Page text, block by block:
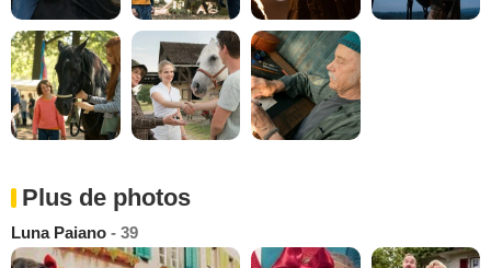
Plus de photos
Luna Paiano - 39